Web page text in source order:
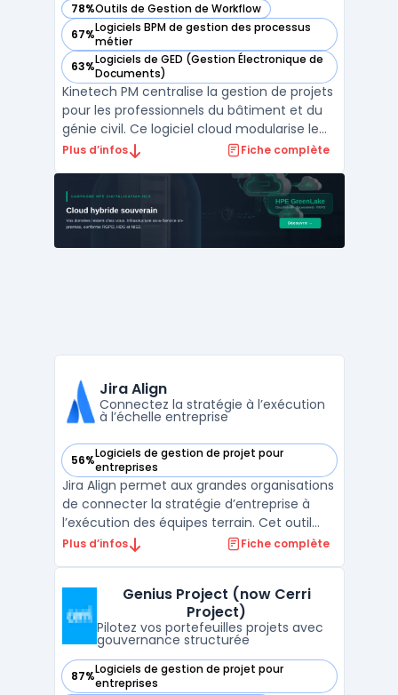
78%Outils de Gestion de Workflow
— voir Kinetech PM dans cette catégorie
67%Logiciels BPM de gestion des processus
métier
— voir Kinetech PM dans cette catégorie
63%Logiciels de GED (Gestion Électronique de
Documents)
— voir Kinetech PM dans cette catégorie
Kinetech PM centralise la gestion de projets
pour les professionnels du bâtiment et du
génie civil. Ce logiciel cloud modularise le
pilotage de chantier, en digitalisant
construction, de la communication à la
gestion financière. L'utilisation de gestion
de projet ...
Plus d’infos Fiche complète
Jira Align
Connectez la stratégie à l’exécution
à l’échelle entreprise
56%Logiciels de gestion de projet pour
entreprises
— voir Jira Align dans cette catégorie
Jira Align permet aux grandes organisations
de connecter la stratégie d’entreprise à
l’exécution des équipes terrain. Cet outil
cloud s’adresse aux structures qui
leurs value streams pour piloter l’exécution
à grand ...
Plus d’infos Fiche complète
Genius Project (now Cerri
Project)
Pilotez vos portefeuilles projets avec
gouvernance structurée
87%Logiciels de gestion de projet pour
entreprises
— voir Genius Project (now Cerri Project) dans cette